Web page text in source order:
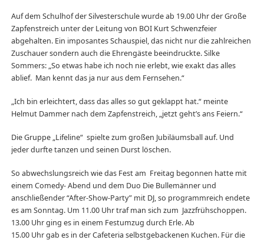
Auf dem Schulhof der Silvesterschule wurde ab 19.00 Uhr der Große
Zapfenstreich unter der Leitung von BOI Kurt Schwenzfeier
abgehalten. Ein imposantes Schauspiel, das nicht nur die zahlreichen
Zuschauer sondern auch die Ehrengäste beeindruckte. Silke
Sommers: „So etwas habe ich noch nie erlebt, wie exakt das alles
ablief. Man kennt das ja nur aus dem Fernsehen.“
„Ich bin erleichtert, dass das alles so gut geklappt hat.“ meinte
Helmut Dammer nach dem Zapfenstreich, „jetzt geht’s ans Feiern.“
Die Gruppe „Lifeline“ spielte zum großen Jubiläumsball auf. Und
jeder durfte tanzen und seinen Durst löschen.
So abwechslungsreich wie das Fest am Freitag begonnen hatte mit
einem Comedy- Abend und dem Duo Die Bullemänner und
anschließender “After-Show-Party” mit DJ, so programmreich endete
es am Sonntag. Um 11.00 Uhr traf man sich zum Jazzfrühschoppen.
13.00 Uhr ging es in einem Festumzug durch Erle. Ab
15.00 Uhr gab es in der Cafeteria selbstgebackenen Kuchen. Für die